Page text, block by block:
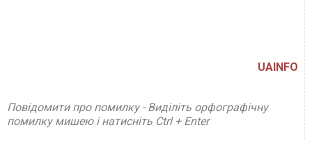
UAINFO
Повідомити про помилку - Виділіть орфографічну
помилку мишею і натисніть Ctrl + Enter